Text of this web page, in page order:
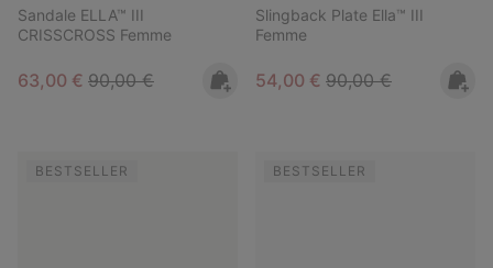
Sandale ELLA™ III
CRISSCROSS Femme
Sale price:
63,00 € Regular price:
90,00 €
Slingback Plate Ella™ III
Femme
Sale price:
54,00 € Regular price:
90,00 €
BESTSELLER BESTSELLER